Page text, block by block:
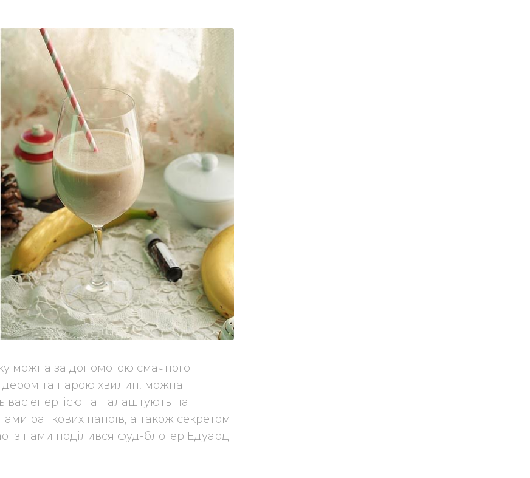
можна за допомогою смачного
та парою хвилин, можна
вас енергією та налаштують на
ранкових напоїв, а також секретом
із нами поділився фуд-блогер Едуард